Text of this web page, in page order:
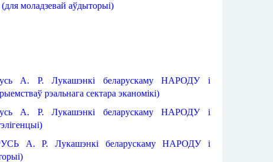
(для моладзевай аўдыторыі)
А. Р. Лукашэнкі беларускаму НАРОДУ і
рэальнага сектара эканомікі)
А. Р. Лукашэнкі беларускаму НАРОДУ і
А. Р. Лукашэнкі беларускаму НАРОДУ і